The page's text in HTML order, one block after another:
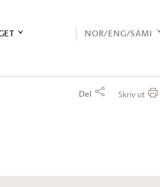
NOR/ENG/SÁMI
Del Skriv ut